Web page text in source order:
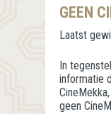
GEEN
Laatst
In
informatie
geen